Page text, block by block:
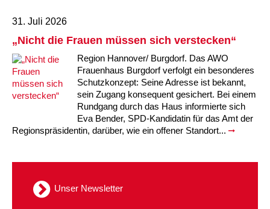
31. Juli 2026
„Nicht die Frauen müssen sich verstecken“
Region Hannover/ Burgdorf. Das AWO
Frauenhaus Burgdorf verfolgt ein besonderes
Schutzkonzept: Seine Adresse ist bekannt,
sein Zugang konsequent gesichert. Bei einem
Rundgang durch das Haus informierte sich
Eva Bender, SPD-Kandidatin für das Amt der
Regionspräsidentin, darüber, wie ein offener Standort...
Unser Newsletter